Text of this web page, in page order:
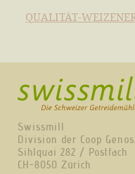
QUALITÄT-
Swissmill
Division der Coop
Sihlquai 282 / Postfach
CH-8050 Zürich